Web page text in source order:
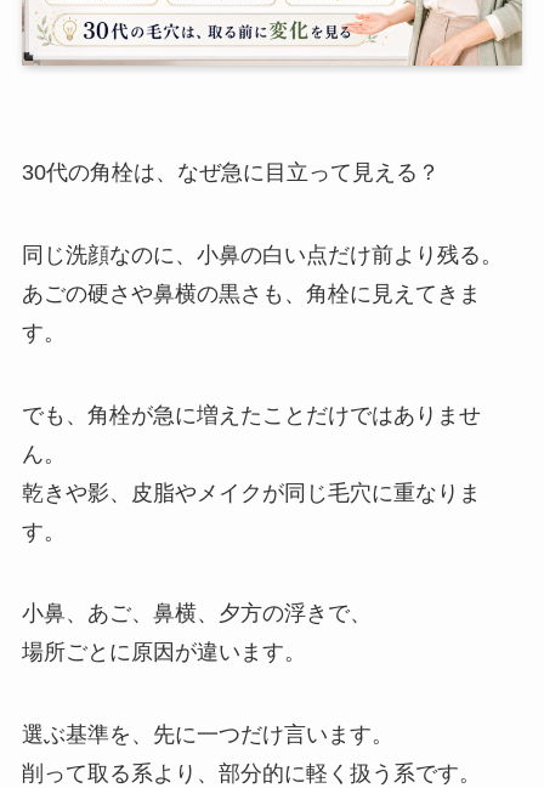
30代の角栓は、なぜ急に目立って見える？
同じ洗顔なのに、小鼻の白い点だけ前より残る。
あごの硬さや鼻横の黒さも、角栓に見えてきま
す。
でも、角栓が急に増えたことだけではありませ
ん。
乾きや影、皮脂やメイクが同じ毛穴に重なりま
す。
小鼻、あご、鼻横、夕方の浮きで、
場所ごとに原因が違います。
選ぶ基準を、先に一つだけ言います。
削って取る系より、部分的に軽く扱う系です。